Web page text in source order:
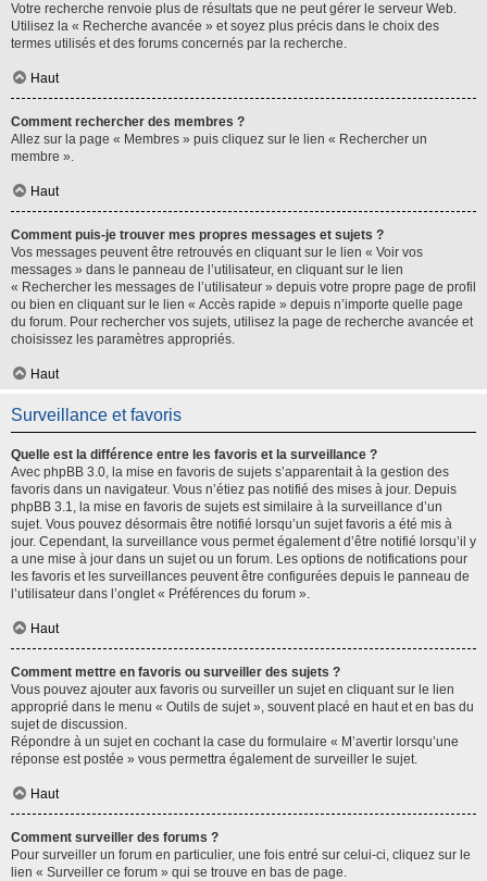
Votre recherche renvoie plus de résultats que ne peut gérer le serveur Web.
Utilisez la « Recherche avancée » et soyez plus précis dans le choix des
termes utilisés et des forums concernés par la recherche.
Haut
Comment rechercher des membres ?
Allez sur la page « Membres » puis cliquez sur le lien « Rechercher un
membre ».
Haut
Comment puis-je trouver mes propres messages et sujets ?
Vos messages peuvent être retrouvés en cliquant sur le lien « Voir vos
messages » dans le panneau de l’utilisateur, en cliquant sur le lien
« Rechercher les messages de l’utilisateur » depuis votre propre page de profil
ou bien en cliquant sur le lien « Accès rapide » depuis n’importe quelle page
du forum. Pour rechercher vos sujets, utilisez la page de recherche avancée et
choisissez les paramètres appropriés.
Haut
Surveillance et favoris
Quelle est la différence entre les favoris et la surveillance ?
Avec phpBB 3.0, la mise en favoris de sujets s’apparentait à la gestion des
favoris dans un navigateur. Vous n’étiez pas notifié des mises à jour. Depuis
phpBB 3.1, la mise en favoris de sujets est similaire à la surveillance d’un
sujet. Vous pouvez désormais être notifié lorsqu’un sujet favoris a été mis à
jour. Cependant, la surveillance vous permet également d’être notifié lorsqu’il y
a une mise à jour dans un sujet ou un forum. Les options de notifications pour
les favoris et les surveillances peuvent être configurées depuis le panneau de
l’utilisateur dans l’onglet « Préférences du forum ».
Haut
Comment mettre en favoris ou surveiller des sujets ?
Vous pouvez ajouter aux favoris ou surveiller un sujet en cliquant sur le lien
approprié dans le menu « Outils de sujet », souvent placé en haut et en bas du
sujet de discussion.
Répondre à un sujet en cochant la case du formulaire « M’avertir lorsqu’une
réponse est postée » vous permettra également de surveiller le sujet.
Haut
Comment surveiller des forums ?
Pour surveiller un forum en particulier, une fois entré sur celui-ci, cliquez sur le
lien « Surveiller ce forum » qui se trouve en bas de page.